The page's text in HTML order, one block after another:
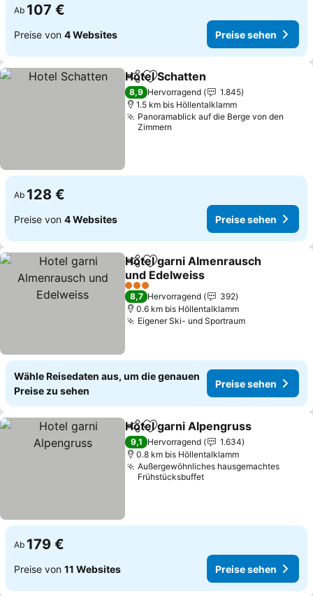
Ab 107 €
Preise von 4 Websites Preise sehen
TeilenZu Favoriten hinzufügen
Hotel Schatten
8,9 Hervorragend
1.845
1.5 km bis Höllentalklamm
Panoramablick auf die Berge von den
Zimmern
Ab 128 €
Preise von 4 Websites Preise sehen
TeilenZu Favoriten hinzufügen
Hotel garni Almenrausch
und Edelweiss
Preise sehen
3 Sterne
8,7 Hervorragend
392
0.6 km bis Höllentalklamm
Eigener Ski- und SportraumPreise sehen
Wähle Reisedaten aus, um die genauen
Preise zu sehen
Preise sehen
TeilenZu Favoriten hinzufügen
Hotel garni Alpengruss
9,1 Hervorragend
1.634
0.8 km bis Höllentalklamm
Außergewöhnliches hausgemachtes
Frühstücksbuffet
Ab 179 €
Preise von 11 Websites Preise sehen